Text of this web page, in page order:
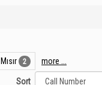
Mısır 2 more ...
Sort